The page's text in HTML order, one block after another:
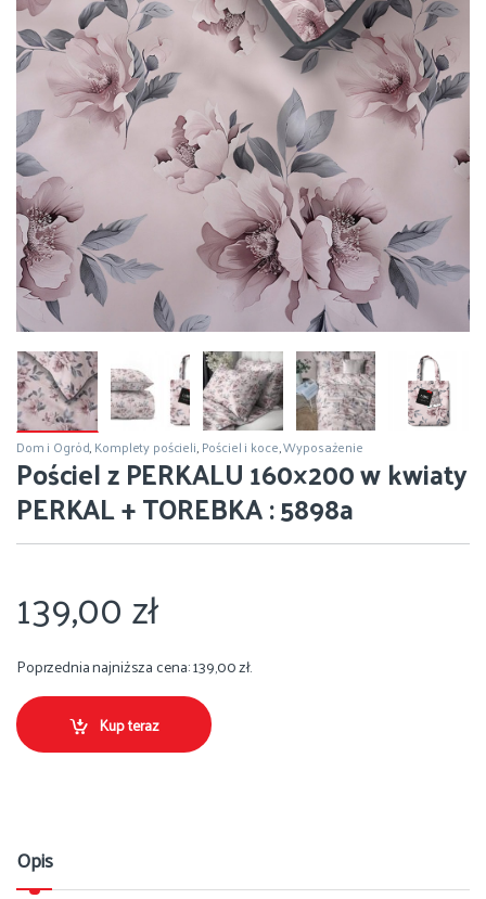
Dom i Ogród,Komplety pościeli,Pościel i koce,Wyposażenie
Pościel z PERKALU 160×200 w kwiaty
PERKAL + TOREBKA : 5898a
139,00zł
Poprzednia najniższa cena:139,00zł.
Kup teraz
Opis